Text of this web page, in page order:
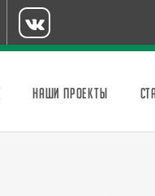
НАШИ ПРОЕКТЫ